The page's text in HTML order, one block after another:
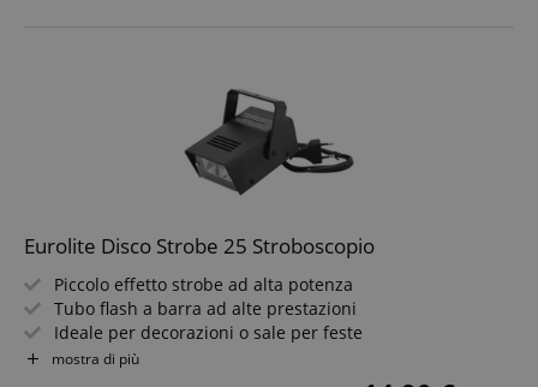
Eurolite Disco Strobe 25 Stroboscopio
Piccolo effetto strobe ad alta potenza
Tubo flash a barra ad alte prestazioni
Ideale per decorazioni o sale per feste
Frequenza di lampeggio regolabile senza gradini (1-10
mostra di più